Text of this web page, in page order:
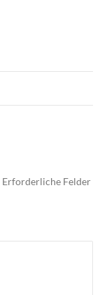
Erforderliche Felder